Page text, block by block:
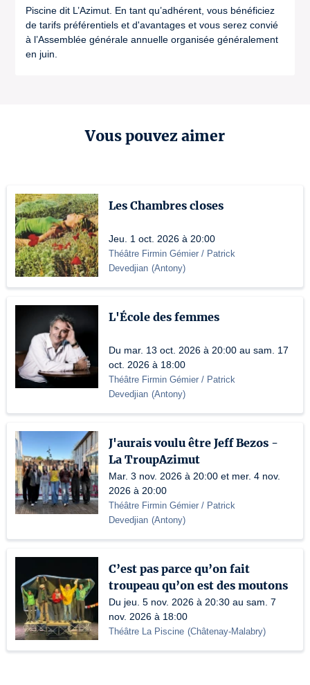
Vous pouvez aimer
Les Chambres closes
Jeu. 1 oct. 2026 à 20:00
Théâtre Firmin Gémier / Patrick
Devedjian (Antony)
L'École des femmes
Du mar. 13 oct. 2026 à 20:00 au sam. 17
oct. 2026 à 18:00
Théâtre Firmin Gémier / Patrick
Devedjian (Antony)
J'aurais voulu être Jeff Bezos -
La TroupAzimut
Mar. 3 nov. 2026 à 20:00 et mer. 4 nov.
2026 à 20:00
Théâtre Firmin Gémier / Patrick
Devedjian (Antony)
C’est pas parce qu’on fait
troupeau qu’on est des moutons
Du jeu. 5 nov. 2026 à 20:30 au sam. 7
nov. 2026 à 18:00
Théâtre La Piscine (Châtenay-Malabry)
Piscine dit L’Azimut. En tant qu’adhérent, vous bénéficiez
de tarifs préférentiels et d'avantages et vous serez convié
à l’Assemblée générale annuelle organisée généralement
en juin.